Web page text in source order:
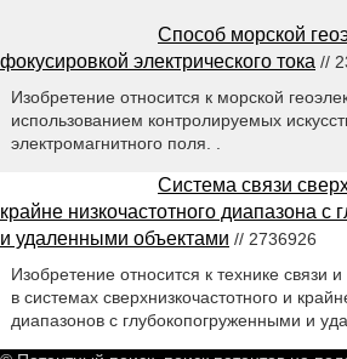
Способ морской
фокусировкой электрического тока //
Изобретение относится к морской
использованием контролируемых
электромагнитного поля. .
Система связи
крайне низкочастотного диапазона с
и удаленными объектами // 2736926
Изобретение относится к технике связи
в системах сверхнизкочастотного и
диапазонов с глубокопогруженными и